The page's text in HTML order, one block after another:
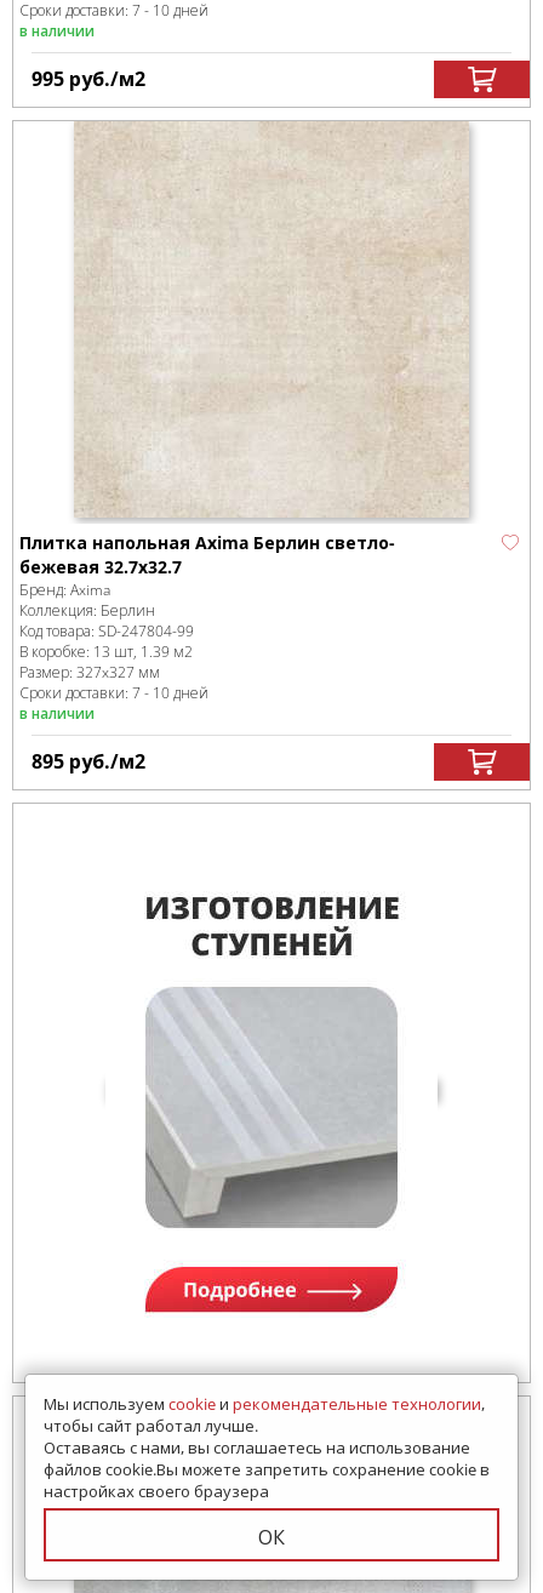
Сроки доставки: 7 - 10 дней
в наличии
995 руб./м2
Плитка напольная Axima Берлин светло-
бежевая 32.7x32.7
Бренд: Axima
Коллекция: Берлин
Код товара: SD-247804-99
В коробке: 13 шт, 1.39 м2
Размер: 327x327 мм
Сроки доставки: 7 - 10 дней
в наличии
895 руб./м2
Мы используем cookieи рекомендательные технологии,
чтобы сайт работал лучше.
Оставаясь с нами, вы соглашаетесь на использование
файлов cookie.Вы можете запретить сохранение cookie в
настройках своего браузера
ОК